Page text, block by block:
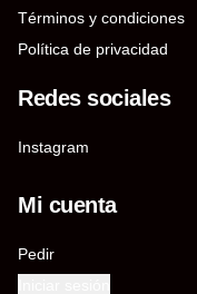
Términos y condiciones
Política de privacidad
Redes sociales
Instagram
Mi cuenta
Pedir